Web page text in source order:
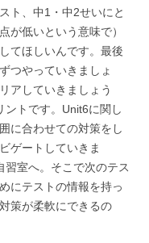
ト、中1・中2せいにと
が低いという意味で）
てほしいんです。最後
つやっていきましょ
アしていきましょう
ントです。Unit6に関し
に合わせての対策をし
ゲートしていきま
室へ。そこで次のテス
にテストの情報を持っ
策が柔軟にできるの